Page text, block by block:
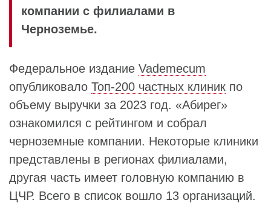
компании с филиалами в
Черноземье.
Федеральное издание Vademecum
опубликовало Топ-200 частных клиник по
объему выручки за 2023 год. «Абирег»
ознакомился с рейтингом и собрал
черноземные компании. Некоторые клиники
представлены в регионах филиалами,
другая часть имеет головную компанию в
ЦЧР. Всего в список вошло 13 организаций.